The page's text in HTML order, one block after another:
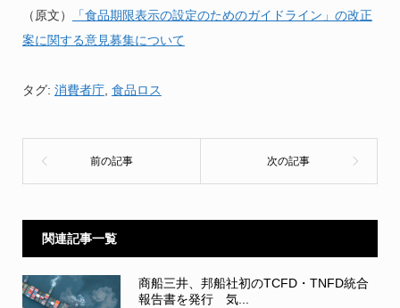
（原文）
「食品期限表示の設定のためのガイドライン」の改正
案に関する意見募集について
タグ: 消費者庁, 食品ロス
関連記事一覧
商船三井、邦船社初のTCFD・TNFD統合
報告書を発行 気...